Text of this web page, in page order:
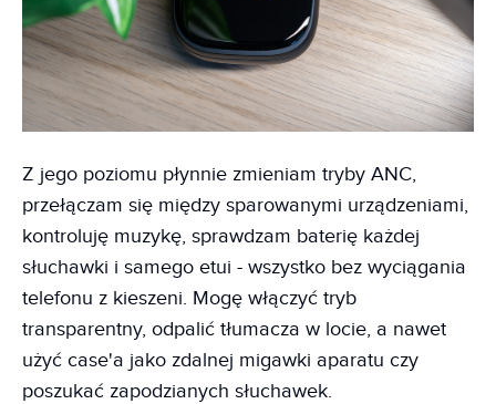
Z jego poziomu płynnie zmieniam tryby ANC,
przełączam się między sparowanymi urządzeniami,
kontroluję muzykę, sprawdzam baterię każdej
słuchawki i samego etui - wszystko bez wyciągania
telefonu z kieszeni. Mogę włączyć tryb
transparentny, odpalić tłumacza w locie, a nawet
użyć case'a jako zdalnej migawki aparatu czy
poszukać zapodzianych słuchawek.